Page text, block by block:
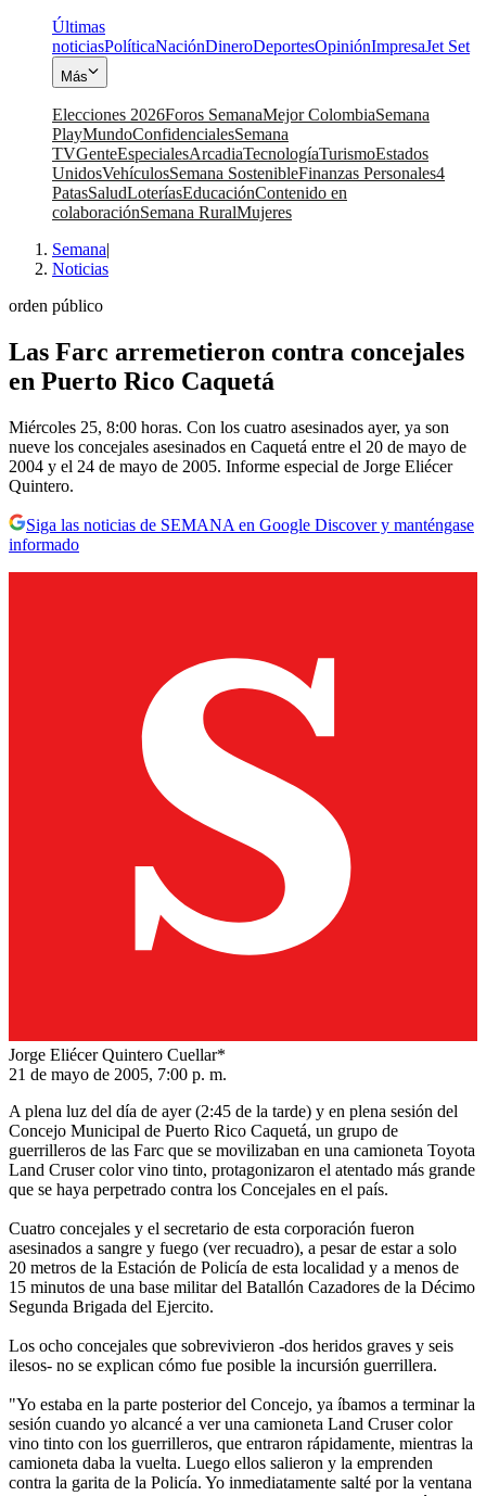
Últimas
noticiasPolíticaNaciónDineroDeportesOpiniónImpresaJet Set
Más
Elecciones 2026Foros SemanaMejor ColombiaSemana
PlayMundoConfidencialesSemana
TVGenteEspecialesArcadiaTecnologíaTurismoEstados
UnidosVehículosSemana SostenibleFinanzas Personales4
PatasSaludLoteríasEducaciónContenido en
colaboraciónSemana RuralMujeres
Semana|
Noticias
orden público
Las Farc arremetieron contra concejales
en Puerto Rico Caquetá
Miércoles 25, 8:00 horas. Con los cuatro asesinados ayer, ya son
nueve los concejales asesinados en Caquetá entre el 20 de mayo de
2004 y el 24 de mayo de 2005. Informe especial de Jorge Eliécer
Quintero.
Siga las noticias de SEMANA en Google Discover y manténgase
informado
Jorge Eliécer Quintero Cuellar*
21 de mayo de 2005, 7:00 p. m.
A plena luz del día de ayer (2:45 de la tarde) y en plena sesión del
Concejo Municipal de Puerto Rico Caquetá, un grupo de
guerrilleros de las Farc que se movilizaban en una camioneta Toyota
Land Cruser color vino tinto, protagonizaron el atentado más grande
que se haya perpetrado contra los Concejales en el país.
Cuatro concejales y el secretario de esta corporación fueron
asesinados a sangre y fuego (ver recuadro), a pesar de estar a solo
20 metros de la Estación de Policía de esta localidad y a menos de
15 minutos de una base militar del Batallón Cazadores de la Décimo
Segunda Brigada del Ejercito.
Los ocho concejales que sobrevivieron -dos heridos graves y seis
ilesos- no se explican cómo fue posible la incursión guerrillera.
"Yo estaba en la parte posterior del Concejo, ya íbamos a terminar la
sesión cuando yo alcancé a ver una camioneta Land Cruser color
vino tinto con los guerrilleros, que entraron rápidamente, mientras la
camioneta daba la vuelta. Luego ellos salieron y la emprenden
contra la garita de la Policía. Yo inmediatamente salté por la ventana